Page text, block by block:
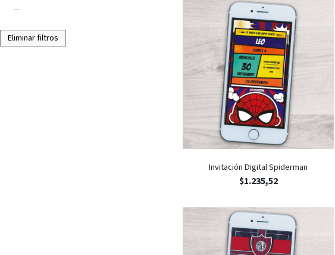
Superhéroes
Eliminar filtros
Invitación Digital Spiderman
$1.235,52